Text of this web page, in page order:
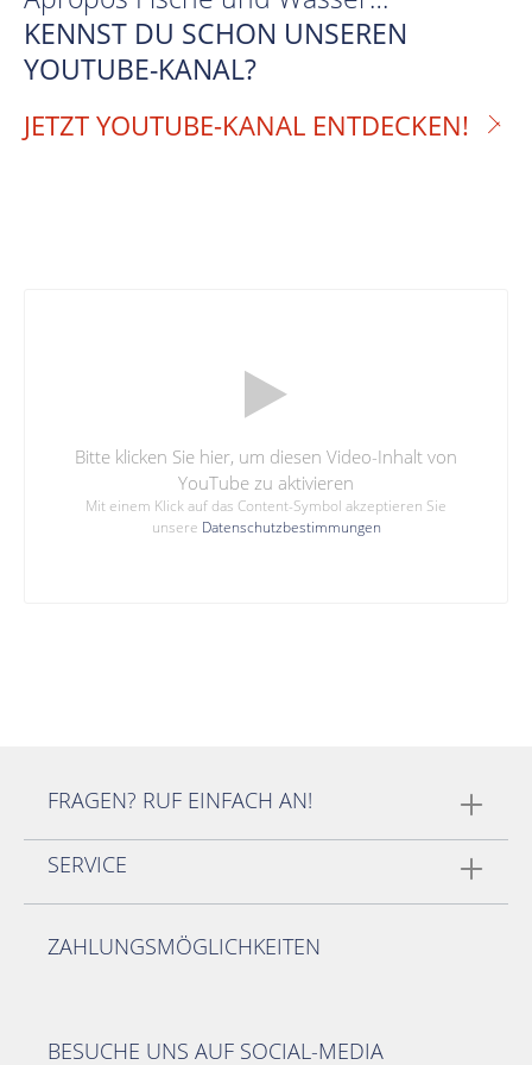
KENNST DU SCHON UNSEREN
YOUTUBE-KANAL?
JETZT YOUTUBE-KANAL ENTDECKEN!
Bitte klicken Sie hier, um diesen Video-Inhalt von
YouTube zu aktivieren
Mit einem Klick auf das Content-Symbol akzeptieren Sie
unsere Datenschutzbestimmungen
FRAGEN? RUF EINFACH AN!
SERVICE
ZAHLUNGSMÖGLICHKEITEN
BESUCHE UNS AUF SOCIAL-MEDIA